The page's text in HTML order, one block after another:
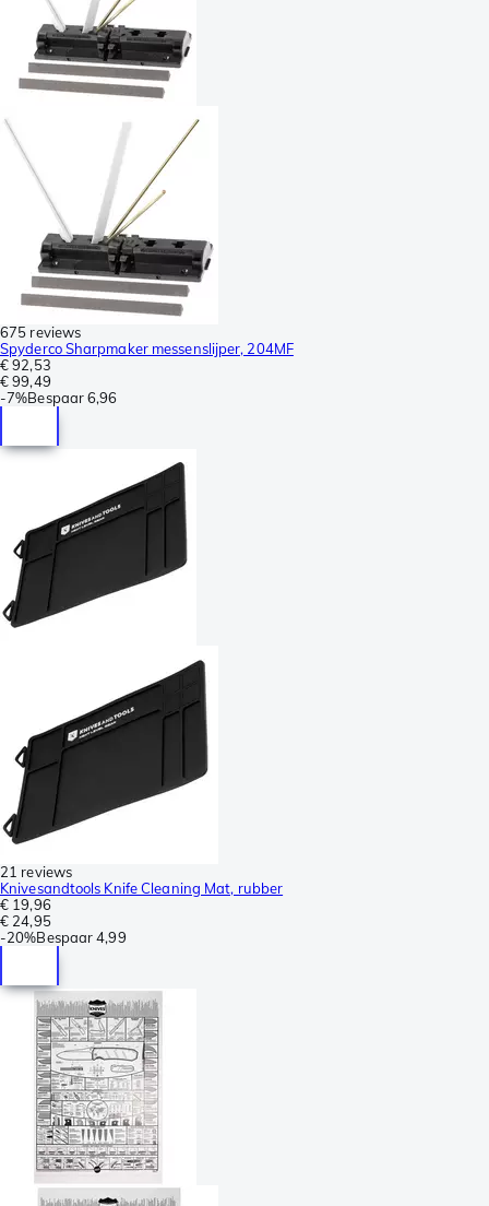
675 reviews
Spyderco Sharpmaker messenslijper, 204MF
€ 92,53
€ 99,49
-7%Bespaar6,96
21 reviews
Knivesandtools Knife Cleaning Mat, rubber
€ 19,96
€ 24,95
-20%Bespaar 4,99